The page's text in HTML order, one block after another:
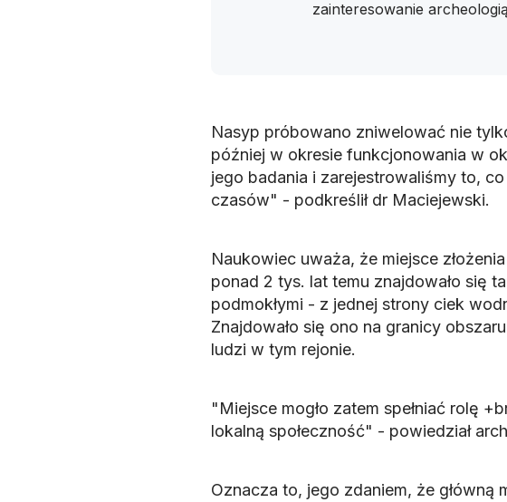
zainteresowanie
Nasyp próbowano zniwelować nie
później w okresie funkcjonowania w
jego badania i zarejestrowaliśmy to,
czasów" - podkreślił dr Maciejewski.
Naukowiec uważa, że miejsce
ponad 2 tys. lat temu znajdowało się
podmokłymi - z jednej strony ciek
Znajdowało się ono na granicy
ludzi w tym rejonie.
"Miejsce mogło zatem spełniać rolę
lokalną społeczność" - powiedział
Oznacza to, jego zdaniem, że